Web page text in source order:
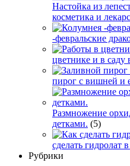
Настойка из
косметика и
-февральские
цветнике и в саду
пирог с вишней и
Размножение
детками. (5)
сделать гидролат
Рубрики